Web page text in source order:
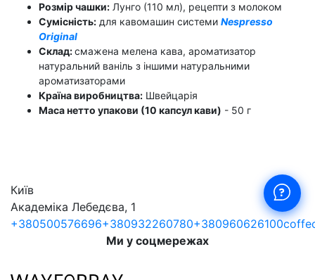
Розмір чашки: Лунго (110 мл), рецепти з молоком
Сумісність: для кавомашин системи Nespresso
Original
Склад:смажена мелена кава, ароматизатор
натуральний ваніль з іншими натуральними
ароматизаторами
Країна виробництва: Швейцарія
Маса нетто упакови (10 капсул кави) - 50 г
Київ
Академіка Лебедєва, 1
+380500576696+380932260780+380960626100
Ми у соцмережах